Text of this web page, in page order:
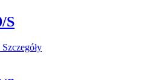
S
Szczegóły